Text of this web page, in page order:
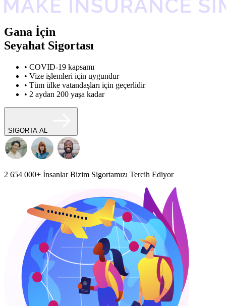
Gana İçin
Seyahat Sigortası
• COVID-19 kapsamı
• Vize işlemleri için uygundur
• Tüm ülke vatandaşları için geçerlidir
• 2 aydan 200 yaşa kadar
SİGORTA AL
2 654 000+ İnsanlar Bizim Sigortamızı Tercih Ediyor